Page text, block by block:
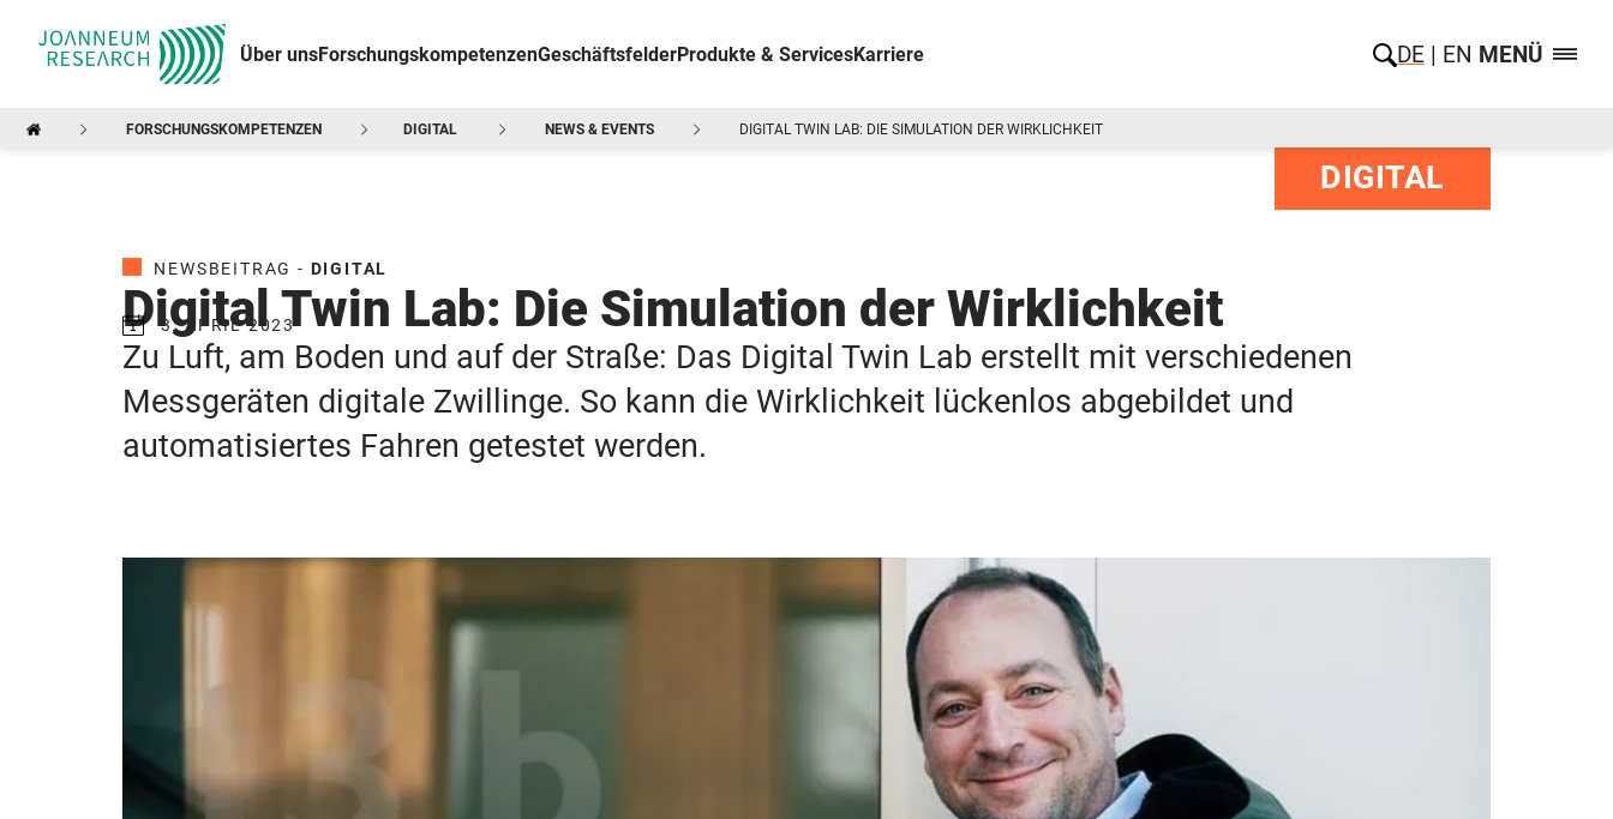
Über unsForschungskompetenzenGeschäftsfelderProdukte & ServicesKarriere DE EN MENÜ
FORSCHUNGSKOMPETENZEN DIGITAL NEWS & EVENTS DIGITAL TWIN LAB: DIE SIMULATION DER WIRKLICHKEIT
DIGITAL
NEWSBEITRAG - DIGITAL
Digital Twin Lab: Die Simulation der Wirklichkeit
3. APRIL 2023
Zu Luft, am Boden und auf der Straße: Das Digital Twin Lab erstellt mit verschiedenen
Messgeräten digitale Zwillinge. So kann die Wirklichkeit lückenlos abgebildet und
automatisiertes Fahren getestet werden.